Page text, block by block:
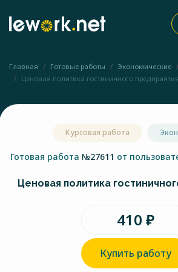
Главная Готовые работы Экономические
Ценовая политика гостиничного
Курсовая работа
Готовая работа №27611 от
Ценовая политика
410 ₽
Купить работу